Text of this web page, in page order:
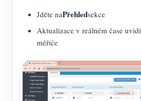
Jděte naPřehledsekce
Aktualizace v reálném čase
měřiče